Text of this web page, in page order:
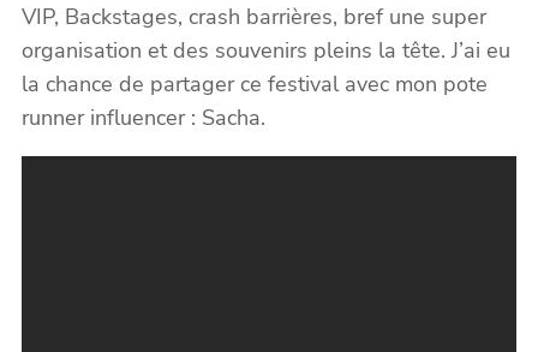
VIP, Backstages, crash barrières, bref une super
organisation et des souvenirs pleins la tête. J’ai eu
la chance de partager ce festival avec mon pote
runner influencer : Sacha.